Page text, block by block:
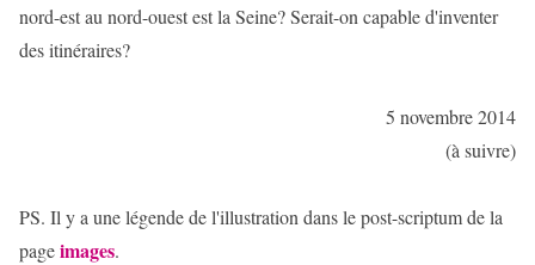
nord-est au nord-ouest est la Seine? Serait-on capable d'inventer
des itinéraires?
5 novembre 2014
(à suivre)
PS. Il y a une légende de l'illustration dans le post-scriptum de la
pageimages.